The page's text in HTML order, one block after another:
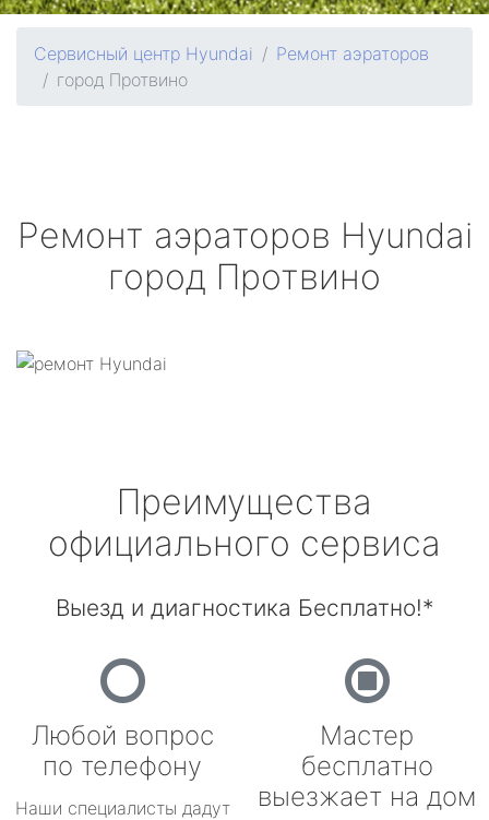
Сервисный центр Hyundai
Ремонт аэраторов
город Протвино
Ремонт аэраторов Hyundai
город Протвино
Преимущества
официального сервиса
Выезд и диагностика Бесплатно!*
Любой вопрос
по телефону
Наши специалисты дадут
Мастер
бесплатно
выезжает на дом